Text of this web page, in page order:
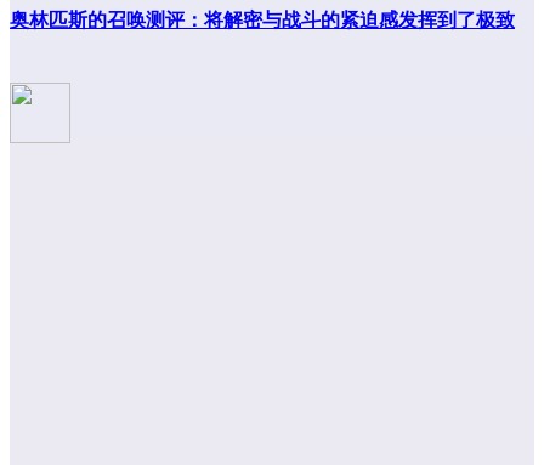
奥林匹斯的召唤测评：将解密与战斗的紧迫感发挥到了极致